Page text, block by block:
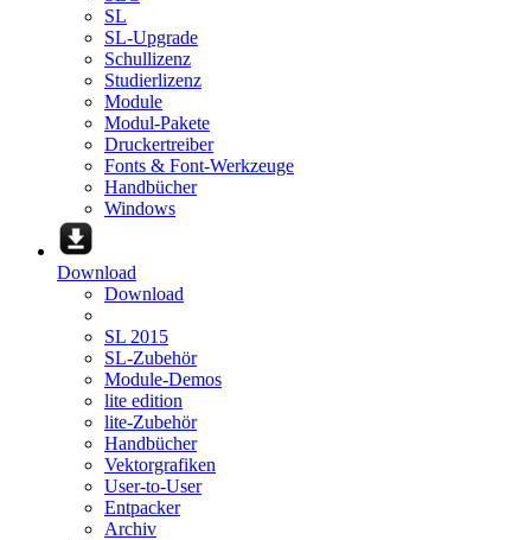
SL
SL-Upgrade
Schullizenz
Studierlizenz
Module
Modul-Pakete
Druckertreiber
Fonts & Font-Werkzeuge
Handbücher
Windows
Download
Download
SL 2015
SL-Zubehör
Module-Demos
lite edition
lite-Zubehör
Handbücher
Vektorgrafiken
User-to-User
Entpacker
Archiv